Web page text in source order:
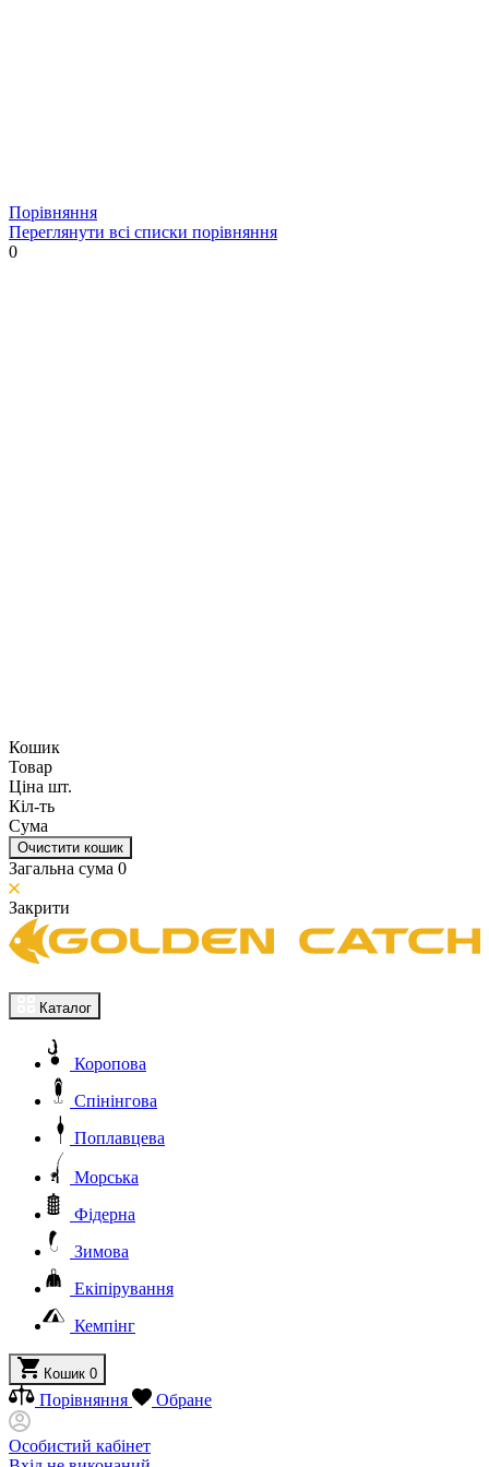
Порівняння
Переглянути всі списки порівняння
0
Кошик
Товар
Ціна шт.
Кіл-ть
Сума
Очистити кошик
Загальна сума 0
Закрити
Каталог
Коропова
Спінінгова
Поплавцева
Морська
Фідерна
Зимова
Екіпірування
Кемпінг
Кошик 0
Порівняння Обране
Особистий кабінет